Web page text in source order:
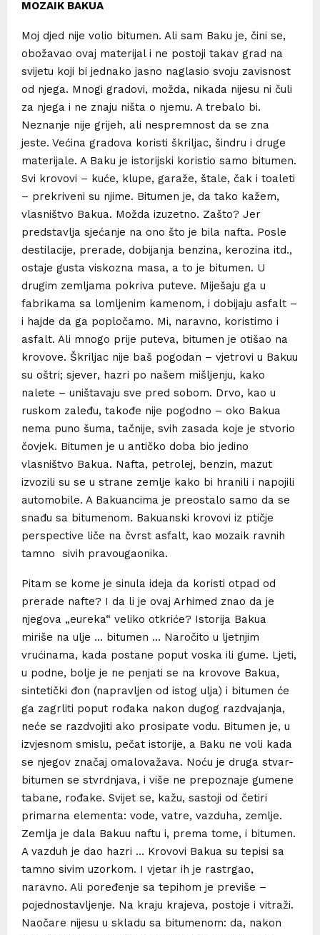
MOZAIK BAKUA
Moj djed nije volio bitumen. Ali sam Baku je, čini se,
obožavao ovaj materijal i ne postoji takav grad na
svijetu koji bi jednako jasno naglasio svoju zavisnost
od njega. Mnogi gradovi, možda, nikada nijesu ni čuli
za njega i ne znaju ništa o njemu. A trebalo bi.
Neznanje nije grijeh, ali nespremnost da se zna
jeste. Većina gradova koristi škriljac, šindru i druge
materijale. A Baku je istorijski koristio samo bitumen.
Svi krovovi – kuće, klupe, garaže, štale, čak i toaleti
– prekriveni su njime. Bitumen je, da tako kažem,
vlasništvo Bakua. Možda izuzetno. Zašto? Jer
predstavlja sjećanje na ono što je bila nafta. Posle
destilacije, prerade, dobijanja benzina, kerozina itd.,
ostaje gusta viskozna masa, a to je bitumen. U
drugim zemljama pokriva puteve. Miješaju ga u
fabrikama sa lomljenim kamenom, i dobijaju asfalt –
i hajde da ga popločamo. Mi, naravno, koristimo i
asfalt. Ali mnogo prije puteva, bitumen je otišao na
krovove. Škriljac nije baš pogodan – vjetrovi u Bakuu
su oštri; sjever, hazri po našem mišljenju, kako
nalete – uništavaju sve pred sobom. Drvo, kao u
ruskom zaleđu, takođe nije pogodno – oko Bakua
nema puno šuma, tačnije, svih zasada koje je stvorio
čovjek. Bitumen je u antičko doba bio jedino
vlasništvo Bakua. Nafta, petrolej, benzin, mazut
izvozili su se u strane zemlje kako bi hranili i napojili
automobile. A Bakuancima je preostalo samo da se
snađu sa bitumenom. Bakuanski krovovi iz ptičje
perspective liče na čvrst asfalt, kao мozaik ravnih
tamno sivih pravougaonika.
Pitam se kome je sinula ideja da koristi otpad od
prerade nafte? I da li je ovaj Arhimed znao da je
njegova „eureka“ veliko otkriće? Istorija Bakua
miriše na ulje … bitumen … Naročito u ljetnjim
vrućinama, kada postane poput voska ili gume. Ljeti,
u podne, bolje je ne penjati se na krovove Bakua,
sintetički đon (napravljen od istog ulja) i bitumen će
ga zagrliti poput rođaka nakon dugog razdvajanja,
neće se razdvojiti ako prosipate vodu. Bitumen je, u
izvjesnom smislu, pečat istorije, a Baku ne voli kada
se njegov značaj omalovažava. Noću je druga stvar-
bitumen se stvrdnjava, i više ne prepoznaje gumene
tabane, rođake. Svijet se, kažu, sastoji od četiri
primarna elementa: vode, vatre, vazduha, zemlje.
Zemlja je dala Bakuu naftu i, prema tome, i bitumen.
A vazduh je dao hazri … Krovovi Bakua su tepisi sa
tamno sivim uzorkom. I vjetar ih je rastrgao,
naravno. Ali poređenje sa tepihom je previše –
pojednostavljenje. Na kraju krajeva, postoje i vitraži.
Naočare nijesu u skladu sa bitumenom: da, nakon